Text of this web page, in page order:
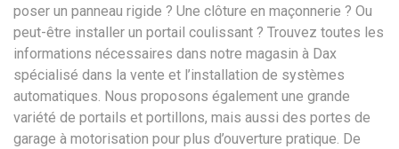
poser un panneau rigide ? Une clôture en maçonnerie ? Ou
peut-être installer un portail coulissant ? Trouvez toutes les
informations nécessaires dans notre magasin à Dax
spécialisé dans la vente et l’installation de systèmes
automatiques. Nous proposons également une grande
variété de portails et portillons, mais aussi des portes de
garage à motorisation pour plus d’ouverture pratique. De